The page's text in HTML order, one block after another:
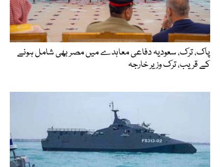
پاک، ترک، سعودیہ دفاعی معاہدے میں مصر بھی شامل ہونے
کے قریب، ترک وزیر خارجہ